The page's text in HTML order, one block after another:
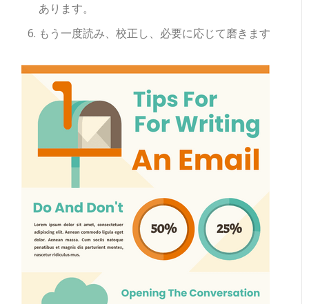
あります。
もう一度読み、校正し、必要に応じて磨きます